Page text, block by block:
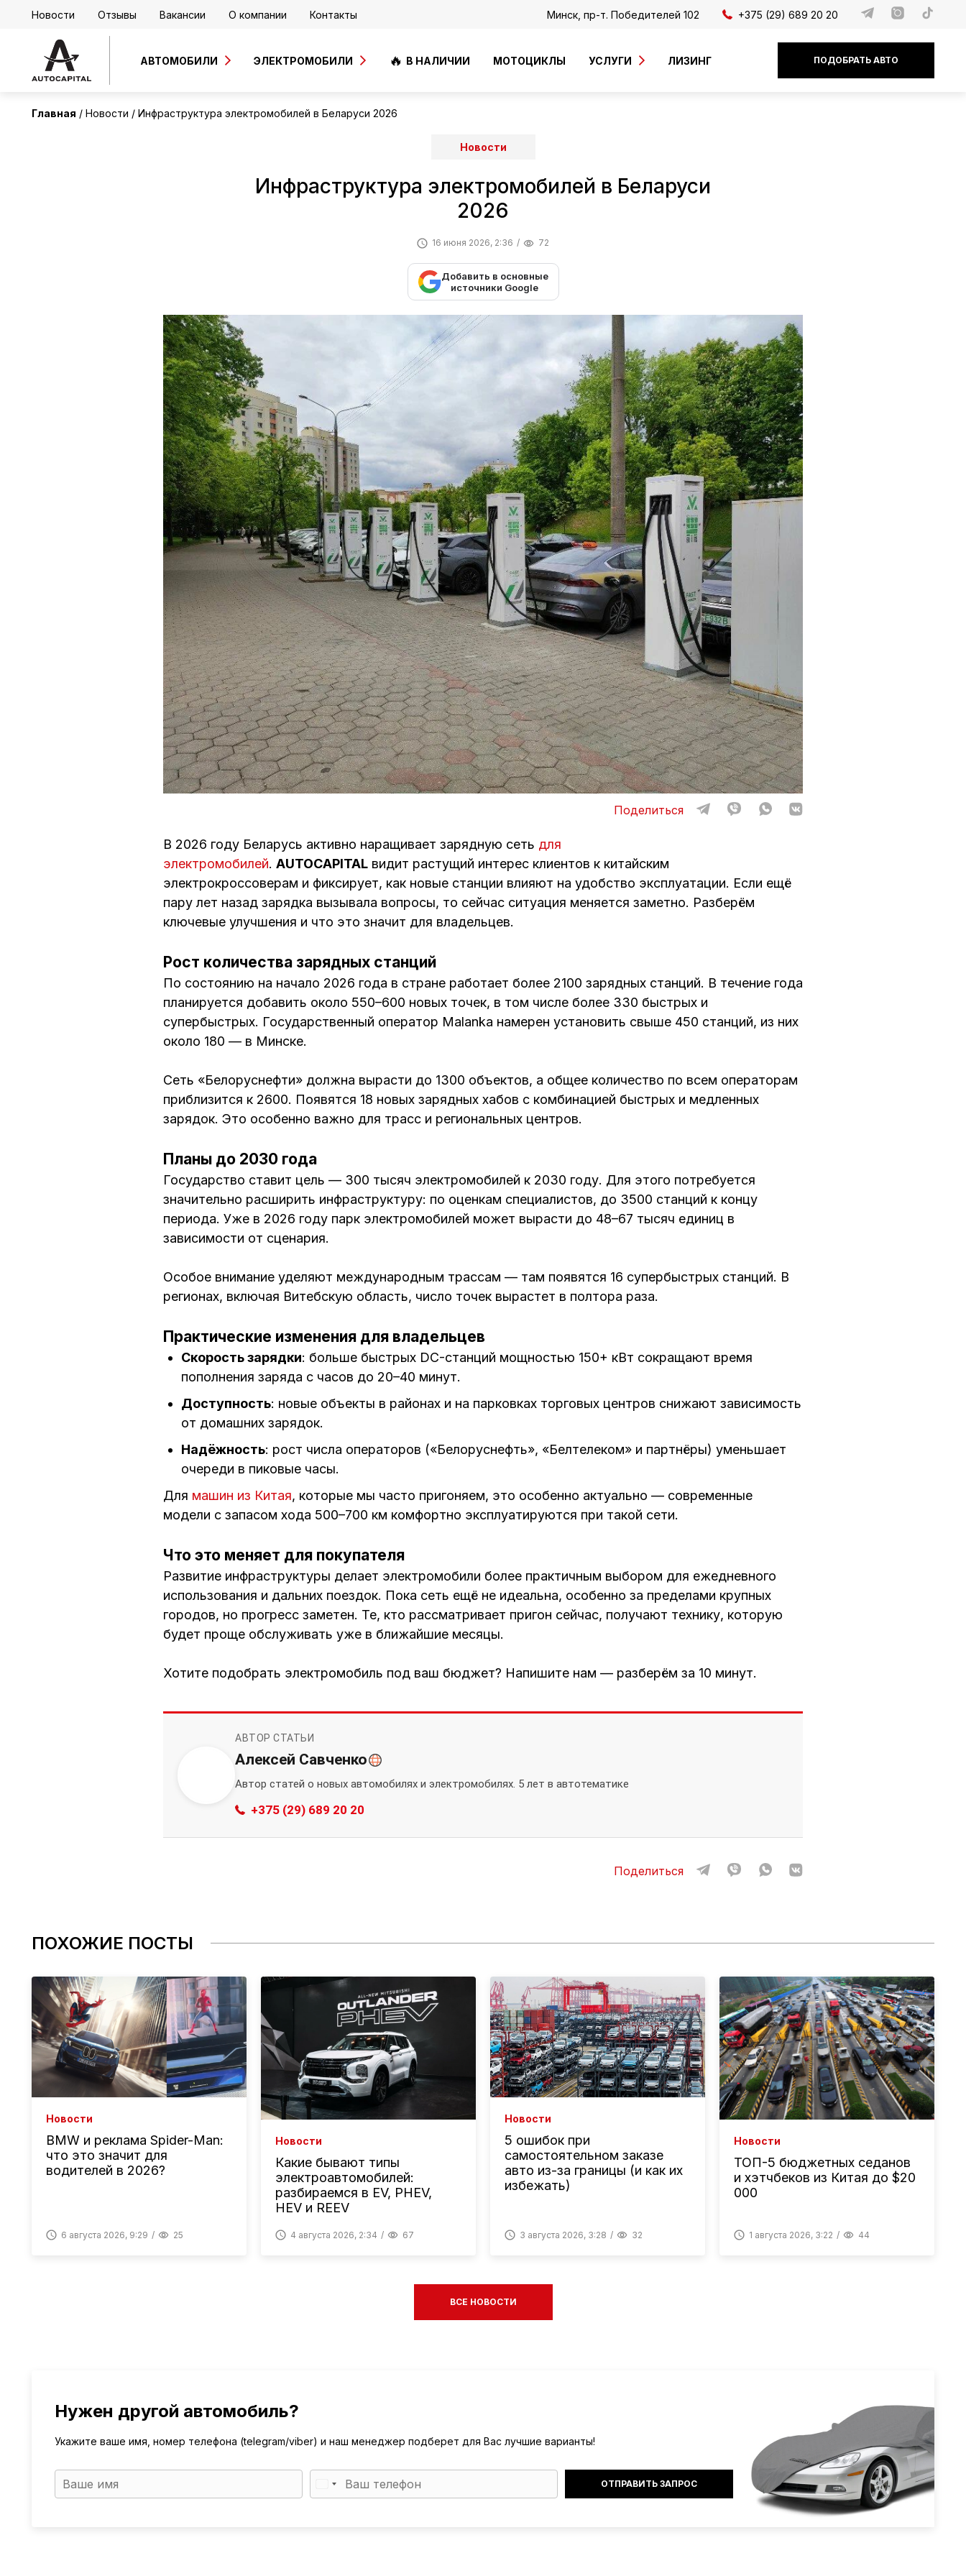
Новости Отзывы Вакансии О компании Контакты Минск, пр-т. Победителей 102 +375 (29) 689 20 20
АВТОМОБИЛИ ЭЛЕКТРОМОБИЛИ В НАЛИЧИИ МОТОЦИКЛЫ УСЛУГИ ЛИЗИНГ ПОДОБРАТЬ АВТО
Главная Новости Инфраструктура электромобилей в Беларуси 2026
Новости
Инфраструктура электромобилей в Беларуси
2026
16 июня 2026, 2:36 72
Добавить в основные
источники Google
Поделиться
В 2026 году Беларусь активно наращивает зарядную сеть для
электромобилей. AUTOCAPITAL видит растущий интерес клиентов к китайским
электрокроссоверам и фиксирует, как новые станции влияют на удобство эксплуатации. Если ещё
пару лет назад зарядка вызывала вопросы, то сейчас ситуация меняется заметно. Разберём
ключевые улучшения и что это значит для владельцев.
Рост количества зарядных станций
По состоянию на начало 2026 года в стране работает более 2100 зарядных станций. В течение года
планируется добавить около 550–600 новых точек, в том числе более 330 быстрых и
супербыстрых. Государственный оператор Malanka намерен установить свыше 450 станций, из них
около 180 — в Минске.
Сеть «Белоруснефти» должна вырасти до 1300 объектов, а общее количество по всем операторам
приблизится к 2600. Появятся 18 новых зарядных хабов с комбинацией быстрых и медленных
зарядок. Это особенно важно для трасс и региональных центров.
Планы до 2030 года
Государство ставит цель — 300 тысяч электромобилей к 2030 году. Для этого потребуется
значительно расширить инфраструктуру: по оценкам специалистов, до 3500 станций к концу
периода. Уже в 2026 году парк электромобилей может вырасти до 48–67 тысяч единиц в
зависимости от сценария.
Особое внимание уделяют международным трассам — там появятся 16 супербыстрых станций. В
регионах, включая Витебскую область, число точек вырастет в полтора раза.
Практические изменения для владельцев
Скорость зарядки: больше быстрых DC-станций мощностью 150+ кВт сокращают время
пополнения заряда с часов до 20–40 минут.
Доступность: новые объекты в районах и на парковках торговых центров снижают зависимость
от домашних зарядок.
Надёжность: рост числа операторов («Белоруснефть», «Белтелеком» и партнёры) уменьшает
очереди в пиковые часы.
Для машин из Китая, которые мы часто пригоняем, это особенно актуально — современные
модели с запасом хода 500–700 км комфортно эксплуатируются при такой сети.
Что это меняет для покупателя
Развитие инфраструктуры делает электромобили более практичным выбором для ежедневного
использования и дальних поездок. Пока сеть ещё не идеальна, особенно за пределами крупных
городов, но прогресс заметен. Те, кто рассматривает пригон сейчас, получают технику, которую
будет проще обслуживать уже в ближайшие месяцы.
Хотите подобрать электромобиль под ваш бюджет? Напишите нам — разберём за 10 минут.
АВТОР СТАТЬИ
Алексей Савченко
Автор статей о новых автомобилях и электромобилях. 5 лет в автотематике
+375 (29) 689 20 20
Поделиться
ПОХОЖИЕ ПОСТЫ
Новости
BMW и реклама Spider-Man:
что это значит для
водителей в 2026?
6 августа 2026, 9:29 25
Новости
Какие бывают типы
электроавтомобилей:
разбираемся в EV, PHEV,
HEV и REEV
4 августа 2026, 2:34 67
Новости
5 ошибок при
самостоятельном заказе
авто из-за границы (и как их
избежать)
3 августа 2026, 3:28 32
Новости
ТОП-5 бюджетных седанов
и хэтчбеков из Китая до $20
000
1 августа 2026, 3:22 44
ВСЕ НОВОСТИ
Нужен другой автомобиль?
Укажите ваше имя, номер телефона (telegram/viber) и наш менеджер подберет для Вас лучшие варианты!